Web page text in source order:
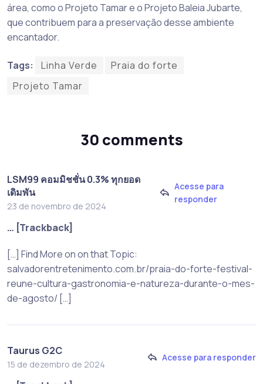
área, como o Projeto Tamar e o Projeto Baleia Jubarte,
que contribuem para a preservação desse ambiente
encantador.
Tags: Linha Verde
Praia do forte
Projeto Tamar
30 comments
LSM99 คอมมิชชั่น 0.3% ทุกยอด
เดิมพัน
23 de novembro de 2024
Acesse para
responder
… [Trackback]
[…] Find More on on that Topic:
salvadorentretenimento.com.br/praia-do-forte-festival-
reune-cultura-gastronomia-e-natureza-durante-o-mes-
de-agosto/ […]
Taurus G2C
15 de dezembro de 2024
Acesse para responder